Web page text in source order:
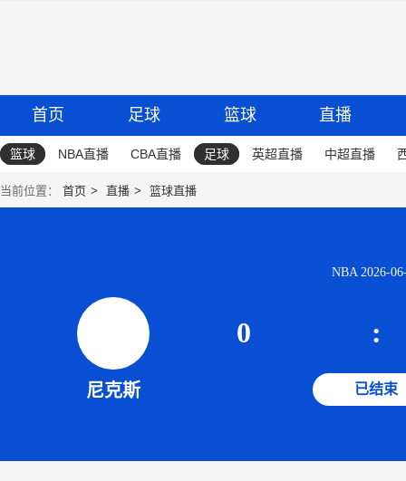
首页 足球 篮球 直播
篮球 NBA直播 CBA直播 足球 英超直播 中超直播
当前位置： 首页 直播 篮球直播
NBA 2026-
尼克斯
0 :
已结束